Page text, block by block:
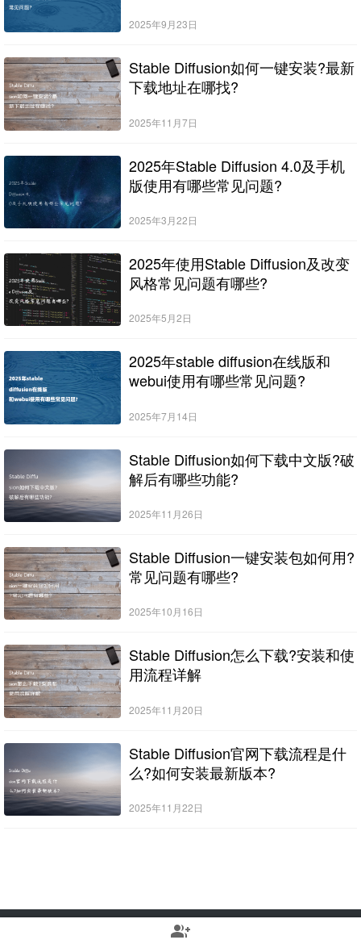
2025年9月23日
Stable Diffusion如何一键安装?最新
下载地址在哪找?
2025年11月7日
2025年Stable Diffusion 4.0及手机
版使用有哪些常见问题?
2025年3月22日
2025年使用Stable Diffusion及改变
风格常见问题有哪些?
2025年5月2日
2025年stable diffusion在线版和
webui使用有哪些常见问题?
2025年7月14日
Stable Diffusion如何下载中文版?破
解后有哪些功能?
2025年11月26日
Stable Diffusion一键安装包如何用?
常见问题有哪些?
2025年10月16日
Stable Diffusion怎么下载?安装和使
用流程详解
2025年11月20日
Stable Diffusion官网下载流程是什
么?如何安装最新版本?
2025年11月22日
Copyright © 2022-2025 Stable Diffusion中文网 版权所有
group_add